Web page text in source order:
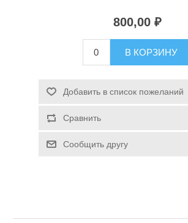
Туризм и Активный
800,00 ₽
В КОРЗИНУ
Добавить в список пожеланий
Сравнить
Сообщить другу